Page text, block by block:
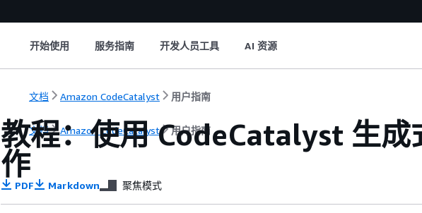
开始使用 服务指南 开发人员工具 AI 资源
文档 Amazon CodeCatalyst 用户指南
文档 Amazon CodeCatalyst 用户指南
教程：使用 CodeCatalyst 生成
作
PDF Markdown 聚焦模式